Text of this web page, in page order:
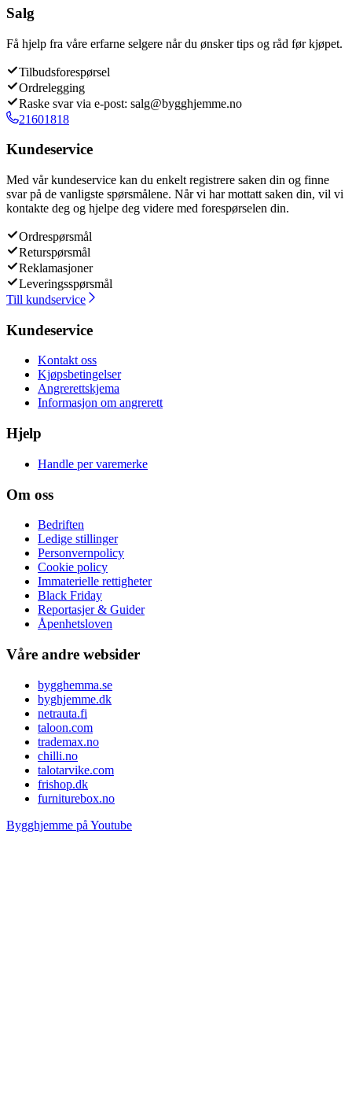
Salg
Få hjelp fra våre erfarne selgere når du ønsker tips og råd før kjøpet.
Tilbudsforespørsel
Ordrelegging
Raske svar via e-post: salg@bygghjemme.no
21601818
Kundeservice
Med vår kundeservice kan du enkelt registrere saken din og finne
svar på de vanligste spørsmålene. Når vi har mottatt saken din, vil vi
kontakte deg og hjelpe deg videre med forespørselen din.
Ordrespørsmål
Returspørsmål
Reklamasjoner
Leveringsspørsmål
Till kundservice
Kundeservice
Kontakt oss
Kjøpsbetingelser
Angrerettskjema
Informasjon om angrerett
Hjelp
Handle per varemerke
Om oss
Bedriften
Ledige stillinger
Personvernpolicy
Cookie policy
Immaterielle rettigheter
Black Friday
Reportasjer & Guider
Åpenhetsloven
Våre andre websider
bygghemma.se
byghjemme.dk
netrauta.fi
taloon.com
trademax.no
chilli.no
talotarvike.com
frishop.dk
furniturebox.no
Bygghjemme på Youtube